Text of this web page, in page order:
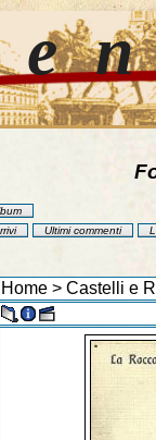
Ultimi commenti
Home > Castelli e